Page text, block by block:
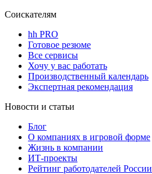
Соискателям
hh PRO
Готовое резюме
Все сервисы
Хочу у вас работать
Производственный календарь
Экспертная рекомендация
Новости и статьи
Блог
О компаниях в игровой форме
Жизнь в компании
ИТ-проекты
Рейтинг работодателей России